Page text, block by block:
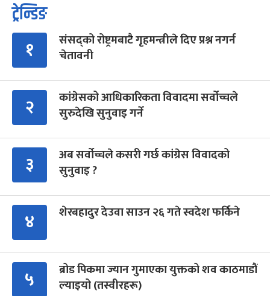
ट्रेन्डिङ
१
संसद्को रोष्ट्रमबाटै गृहमन्त्रीले दिए प्रश्न नगर्न
चेतावनी
२
कांग्रेसको आधिकारिकता विवादमा सर्वोच्चले
सुरुदेखि सुनुवाइ गर्ने
३
अब सर्वोच्चले कसरी गर्छ कांग्रेस विवादको
सुनुवाइ ?
४ शेरबहादुर देउवा साउन २६ गते स्वदेश फर्किने
५
ब्रोड पिकमा ज्यान गुमाएका युक्तको शव काठमाडौं
ल्याइयो (तस्वीरहरू)